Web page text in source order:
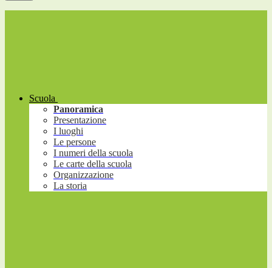
Scuola
Panoramica
Presentazione
I luoghi
Le persone
I numeri della scuola
Le carte della scuola
Organizzazione
La storia